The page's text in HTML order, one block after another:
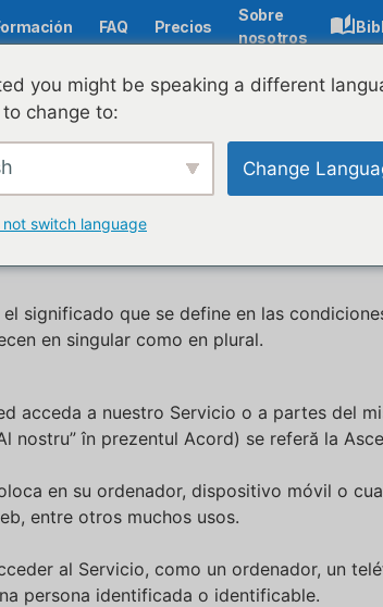
FAQ Precios
Sobre
nosotros
de privacidad
relativos a la recogida, uso
cómo le protege la ley.
Servicio. Al utilizar el Servicio, usted da
significado que se define en las
en singular como en plural.
acceda a nuestro Servicio o a partes del
nostru” în prezentul Acord) se referă la
en su ordenador, dispositivo móvil o
entre otros muchos usos.
al Servicio, como un ordenador, un
persona identificada o identificable.
you might be speaking a different
change to:
Change
switch language